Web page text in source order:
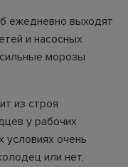
ежедневно выходят
и насосных
морозы
из строя
у рабочих
условиях очень
или нет,